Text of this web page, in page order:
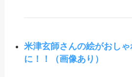
米津玄師さんの絵がおし
に！！（画像あり）